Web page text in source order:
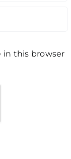
in this browser